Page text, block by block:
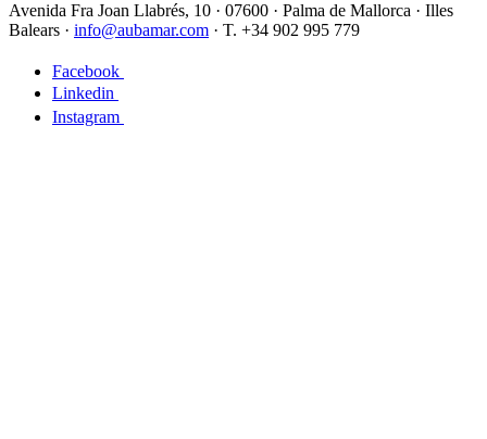
Avenida Fra Joan Llabrés, 10 · 07600 · Palma de Mallorca · Illes
Balears · info@aubamar.com · T. +34 902 995 779
Facebook
Linkedin
Instagram